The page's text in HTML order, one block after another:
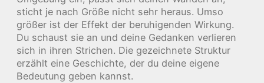
sticht je nach Größe nicht sehr heraus. Umso
größer ist der Effekt der beruhigenden Wirkung.
Du schaust sie an und deine Gedanken verlieren
sich in ihren Strichen. Die gezeichnete Struktur
erzählt eine Geschichte, der du deine eigene
Bedeutung geben kannst.